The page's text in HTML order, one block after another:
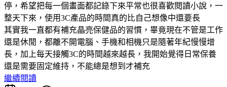
停，希望把每一個畫面都記錄下來平常也很喜歡閱讀小說，一
整天下來，使用3C產品的時間真的比自己想像中還要長
其實我一直都有補充晶亮保健品的習慣，畢竟現在不管是工作
還是休閒，都離不開電腦、手機和相機只是隨著年紀慢慢增
長，加上每天接觸3C的時間越來越長，我開始覺得日常保養
還是需要固定維持，不能總是想到才補充
繼續閱讀